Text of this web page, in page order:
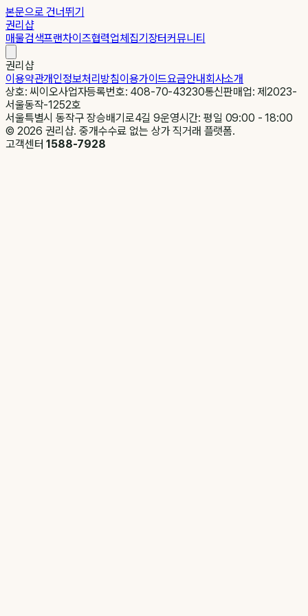
본문으로 건너뛰기
권리샵
매물검색프랜차이즈협력업체집기장터커뮤니티
권리샵
이용약관개인정보처리방침이용가이드요금안내회사소개
상호: 씨이오사업자등록번호: 408-70-43230통신판매업: 제2023-
서울동작-1252호
서울특별시 동작구 장승배기로4길 9운영시간: 평일 09:00 - 18:00
© 2026 권리샵. 중개수수료 없는 상가 직거래 플랫폼.
고객센터1588-7928